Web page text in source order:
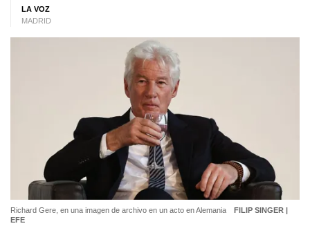
LA VOZ
MADRID
Richard Gere, en una imagen de archivo en un acto en Alemania
FILIP SINGER |
EFE